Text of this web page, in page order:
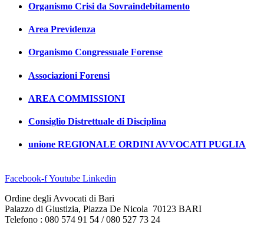
Organismo Crisi da Sovraindebitamento
Area Previdenza
Organismo Congressuale Forense
Associazioni Forensi
AREA COMMISSIONI
Consiglio Distrettuale di Disciplina
unione REGIONALE ORDINI AVVOCATI PUGLIA
Facebook-fYoutube Linkedin
Ordine degli Avvocati di Bari
Palazzo di Giustizia, Piazza De Nicola 70123 BARI
Telefono : 080 574 91 54 / 080 527 73 24